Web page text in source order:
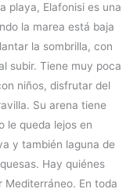
playa, Elafonisi es una
la marea está baja
la sombrilla, con
subir. Tiene muy poca
niños, disfrutar del
Su arena tiene
le queda lejos en
y también laguna de
Hay quiénes
Mediterráneo. En toda